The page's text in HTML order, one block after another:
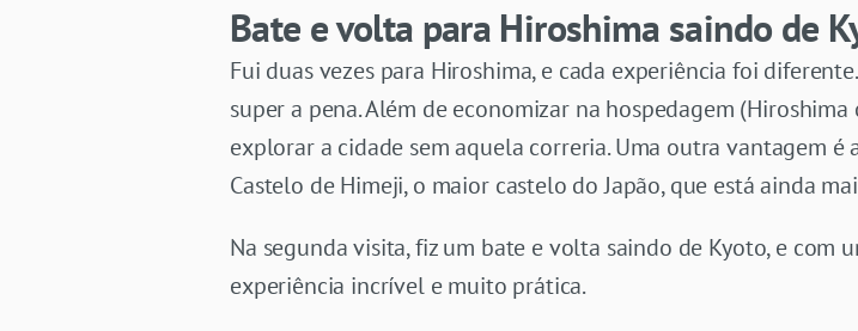
Bate e volta para Hiroshima saindo de
Fui duas vezes para Hiroshima, e cada experiência foi
super a pena. Além de economizar na hospedagem
explorar a cidade sem aquela correria. Uma outra vantagem
Castelo de Himeji, o maior castelo do Japão, que está ainda
Na segunda visita, fiz um bate e volta saindo de Kyoto, e
experiência incrível e muito prática.